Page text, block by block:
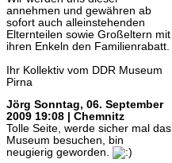
annehmen und gewähren ab
sofort auch alleinstehenden
Elternteilen sowie Großeltern mit
ihren Enkeln den Familienrabatt.
Ihr Kollektiv vom DDR Museum
Pirna
Jörg Sonntag, 06. September
2009 19:08 | Chemnitz
Tolle Seite, werde sicher mal das
Museum besuchen, bin
neugierig geworden.